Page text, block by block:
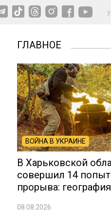
ГЛАВНОЕ
ВОЙНА В УКРАИНЕ
В Харьковской
совершил 14
прорыва:
08.08.2026